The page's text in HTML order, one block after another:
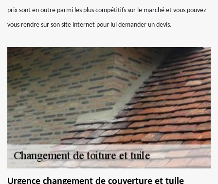
prix sont en outre parmi les plus compétitifs sur le marché et vous pouvez
vous rendre sur son site internet pour lui demander un devis.
Urgence changement de couverture et tuile